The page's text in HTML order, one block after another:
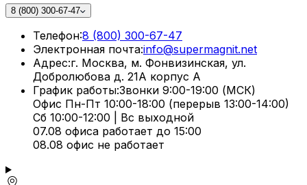
8 (800) 300-67-47
Телефон:8 (800) 300-67-47
Электронная почта:info@supermagnit.net
Адрес:г. Москва, м. Фонвизинская, ул.
Добролюбова д. 21А корпус А
График работы:Звонки 9:00-19:00 (МСК)
Офис Пн-Пт 10:00-18:00 (перерыв 13:00-14:00)
Сб 10:00-12:00 | Вс выходной
07.08 офиса работает до 15:00
08.08 офис не работает